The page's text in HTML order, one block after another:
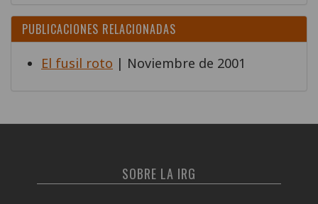
PUBLICACIONES RELACIONADAS
El fusil roto | Noviembre de 2001
SOBRE LA IRG